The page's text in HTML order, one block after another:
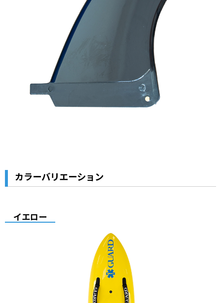
カラーバリエーション
イエロー